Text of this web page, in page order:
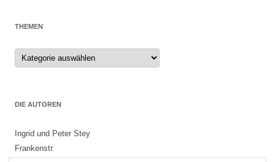
THEMEN
Themen
DIE AUTOREN
Ingrid und Peter Stey
Frankenstr.